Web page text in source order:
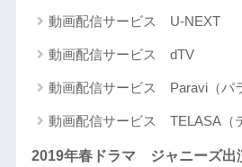
動画配信サービス U-NEXT
動画配信サービス dTV
動画配信サービス Paravi（パ
動画配信サービス TELASA（
2019年春ドラマ ジャニーズ出